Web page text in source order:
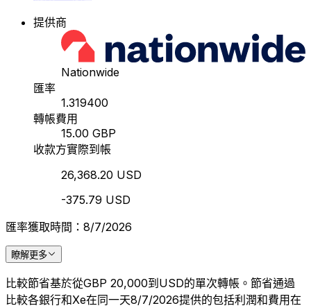
提供商
Nationwide
匯率
1.319400
轉帳費用
15.00 GBP
收款方實際到帳
26,368.20 USD
-375.79 USD
匯率獲取時間：8/7/2026
瞭解更多
比較節省基於從GBP 20,000到USD的單次轉帳。節省通過
比較各銀行和Xe在同一天8/7/2026提供的包括利潤和費用在